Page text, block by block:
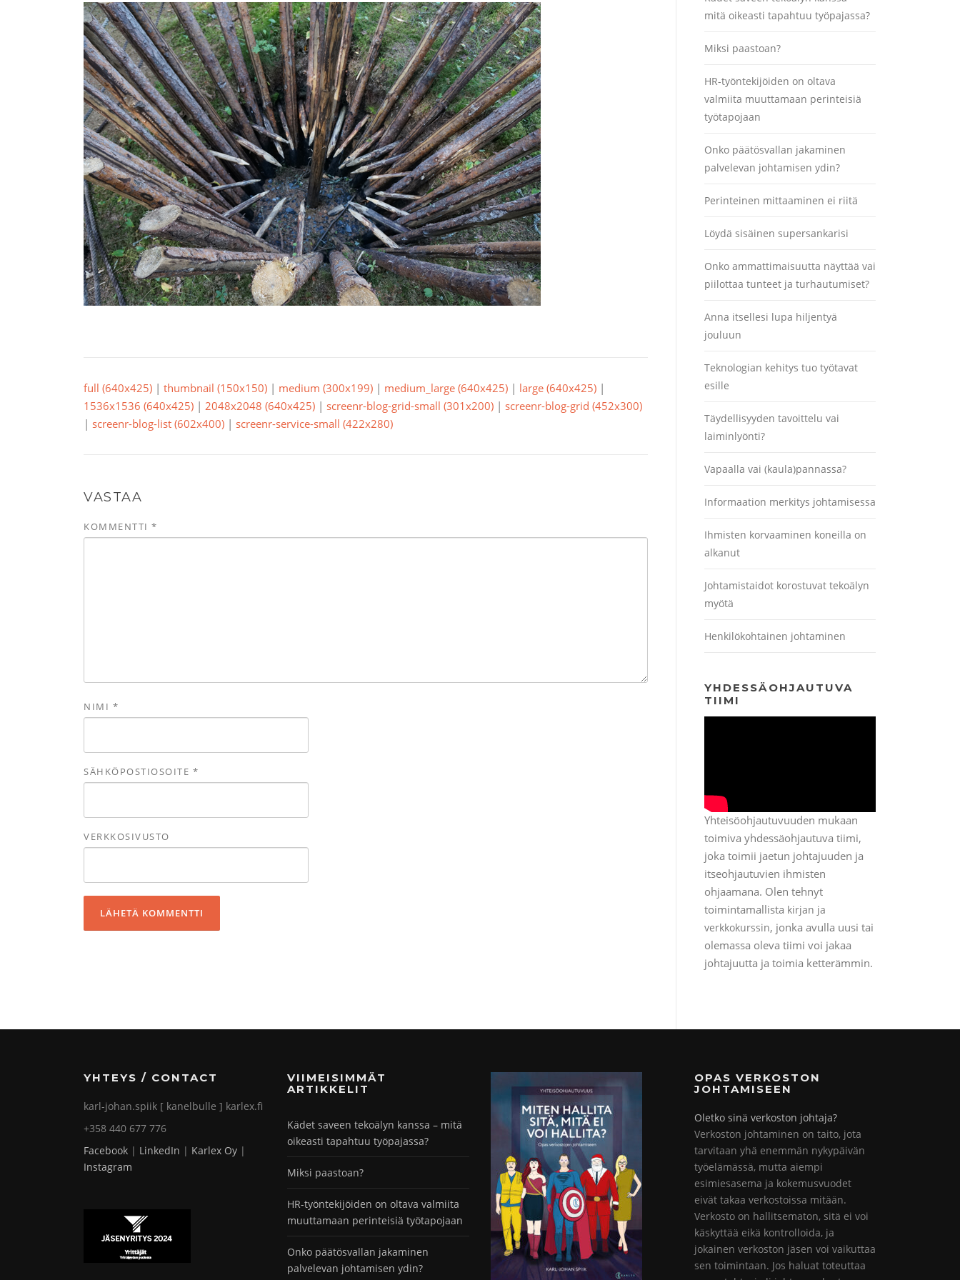
full (640x425) | thumbnail (150x150) | medium (300x199) | medium_large (640x425) | large (640x425) |
1536x1536 (640x425) | 2048x2048 (640x425) | screenr-blog-grid-small (301x200) | screenr-blog-grid (452x300)
| screenr-blog-list (602x400) | screenr-service-small (422x280)
VASTAA
KOMMENTTI *
NIMI *
SÄHKÖPOSTIOSOITE *
VERKKOSIVUSTO
mitä oikeasti tapahtuu työpajassa?
Miksi paastoan?
HR-työntekijöiden on oltava
valmiita muuttamaan perinteisiä
työtapojaan
Onko päätösvallan jakaminen
palvelevan johtamisen ydin?
Perinteinen mittaaminen ei riitä
Löydä sisäinen supersankarisi
Onko ammattimaisuutta näyttää vai
piilottaa tunteet ja turhautumiset?
Anna itsellesi lupa hiljentyä
jouluun
Teknologian kehitys tuo työtavat
esille
Täydellisyyden tavoittelu vai
laiminlyönti?
Vapaalla vai (kaula)pannassa?
Informaation merkitys johtamisessa
Ihmisten korvaaminen koneilla on
alkanut
Johtamistaidot korostuvat tekoälyn
myötä
Henkilökohtainen johtaminen
YHDESSÄOHJAUTUVA
TIIMI
Yhteisöohjautuvuuden mukaan
toimiva yhdessäohjautuva tiimi,
joka toimii jaetun johtajuuden ja
itseohjautuvien ihmisten
ohjaamana. Olen tehnyt
toimintamallista kirjan ja
verkkokurssin, jonka avulla uusi tai
olemassa oleva tiimi voi jakaa
johtajuutta ja toimia ketterämmin.
YHTEYS / CONTACT
karl-johan.spiik [ kanelbulle ] karlex.fi
+358 440 677 776
Facebook | LinkedIn | Karlex Oy |
Instagram
VIIMEISIMMÄT
ARTIKKELIT
Kädet saveen tekoälyn kanssa – mitä
oikeasti tapahtuu työpajassa?
Miksi paastoan?
HR-työntekijöiden on oltava valmiita
muuttamaan perinteisiä työtapojaan
Onko päätösvallan jakaminen
palvelevan johtamisen ydin?
OPAS VERKOSTON
JOHTAMISEEN
Oletko sinä verkoston johtaja?
Verkoston johtaminen on taito, jota
tarvitaan yhä enemmän nykypäivän
työelämässä, mutta aiempi
esimiesasema ja kokemusvuodet
eivät takaa verkostoissa mitään.
Verkosto on hallitsematon, sitä ei voi
käskyttää eikä kontrolloida, ja
jokainen verkoston jäsen voi vaikuttaa
sen toimintaan. Jos haluat toteuttaa